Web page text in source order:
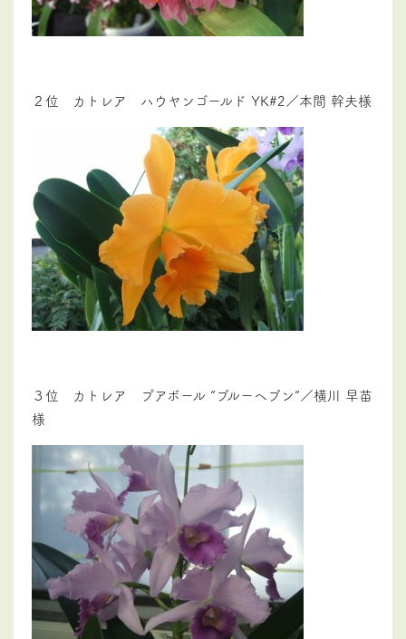
２位 カトレア ハウヤンゴールド YK#2／本間 幹夫様
３位 カトレア プアボール ”ブルーヘブン”／横川 早苗
様